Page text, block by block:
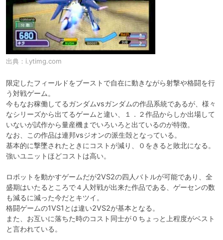
出典： i.ytimg.com
限定したフィールドをブーストで自在に動きながら射撃や格闘を行
う対戦ゲーム。
今もなお稼働してるガンダムvsガンダムの作品系統であるが、様々
なシリーズから出てるゲームと違い、１．２作品からしか出場して
いないが試作から量産機までいろいろと出ているのが特徴。
なお、この作品は連邦vsジオンの派生殻となっている。
基本的に撃墜されたときにコストが減り、０をきると敗北になる。
強いユニットほどコストは高い。
ロボットを動かすゲームだが2VS2の四人バトルが可能であり、全
盛期はいたるところで４人対戦が出来た作品である、ゲーセンの数
も減るに減った今だとキツイ。
格闘ゲームの1VS1とは違い2VS2が基本となる。
また、お互いに落ちた時のコスト同士が０ちょっと上程度がベスト
と言われている。